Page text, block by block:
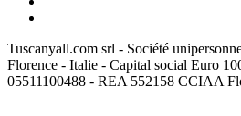
Tuscanyall.com srl - Société
Florence - Italie - Capital social Euro
05511100488 - REA 552158 CCIAA